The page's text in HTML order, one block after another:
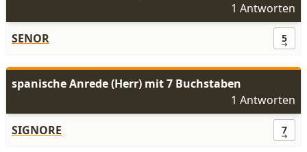
1 Antworten
SENOR
5
spanische Anrede (Herr) mit 7 Buchstaben
1 Antworten
SIGNORE
7